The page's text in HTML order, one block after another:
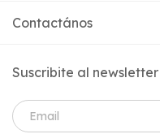
Contactános
Suscribite al newsletter